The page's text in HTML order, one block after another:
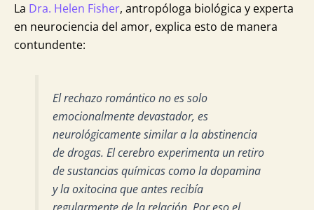
La Dra. Helen Fisher, antropóloga biológica y experta
en neurociencia del amor, explica esto de manera
contundente:
El rechazo romántico no es solo
emocionalmente devastador, es
neurológicamente similar a la abstinencia
de drogas. El cerebro experimenta un retiro
de sustancias químicas como la dopamina
y la oxitocina que antes recibía